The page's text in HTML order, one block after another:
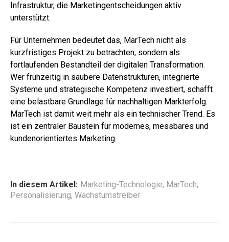
Infrastruktur, die Marketingentscheidungen aktiv
unterstützt.
Für Unternehmen bedeutet das, MarTech nicht als
kurzfristiges Projekt zu betrachten, sondern als
fortlaufenden Bestandteil der digitalen Transformation.
Wer frühzeitig in saubere Datenstrukturen, integrierte
Systeme und strategische Kompetenz investiert, schafft
eine belastbare Grundlage für nachhaltigen Markterfolg.
MarTech ist damit weit mehr als ein technischer Trend. Es
ist ein zentraler Baustein für modernes, messbares und
kundenorientiertes Marketing.
In diesem Artikel: Marketing-Technologie, MarTech,
Personalisierung, Wachstumstreiber